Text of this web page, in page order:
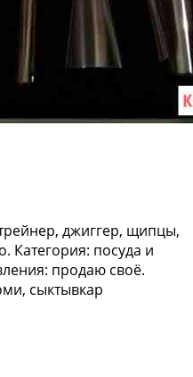
джиггер, щипцы,
Категория: посуда и
продаю своё.
сыктывкар